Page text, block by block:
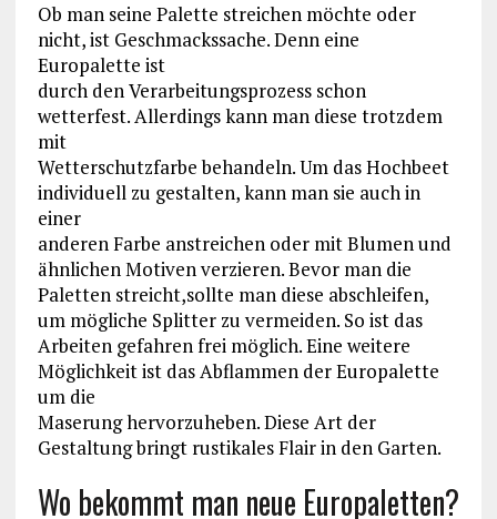
Ob man seine Palette streichen möchte oder
nicht, ist Geschmackssache. Denn eine
Europalette ist
durch den Verarbeitungsprozess schon
wetterfest. Allerdings kann man diese trotzdem
mit
Wetterschutzfarbe behandeln. Um das Hochbeet
individuell zu gestalten, kann man sie auch in
einer
anderen Farbe anstreichen oder mit Blumen und
ähnlichen Motiven verzieren. Bevor man die
Paletten streicht,sollte man diese abschleifen,
um mögliche Splitter zu vermeiden. So ist das
Arbeiten gefahren frei möglich. Eine weitere
Möglichkeit ist das Abflammen der Europalette
um die
Maserung hervorzuheben. Diese Art der
Gestaltung bringt rustikales Flair in den Garten.
Wo bekommt man neue Europaletten?